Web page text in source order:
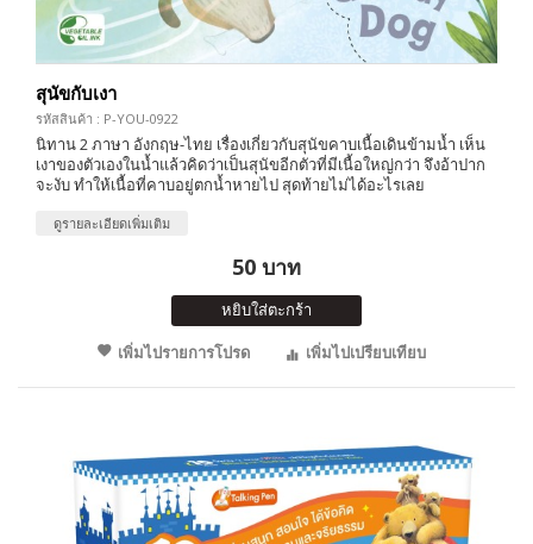
สุนัขกับเงา
รหัสสินค้า : P-YOU-0922
นิทาน 2 ภาษา อังกฤษ-ไทย เรื่องเกี่ยวกับสุนัขคาบเนื้อเดินข้ามน้ำ เห็น
เงาของตัวเองในน้ำแล้วคิดว่าเป็นสุนัขอีกตัวที่มีเนื้อใหญ่กว่า จึงอ้าปาก
จะงับ ทำให้เนื้อที่คาบอยู่ตกน้ำหายไป สุดท้ายไม่ได้อะไรเลย
ดูรายละเอียดเพิ่มเติม
50 บาท
หยิบใส่ตะกร้า
เพิ่มไปรายการโปรด
เพิ่มไปเปรียบเทียบ